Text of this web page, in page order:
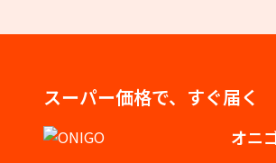
スーパー価格で、すぐ届く
オニ